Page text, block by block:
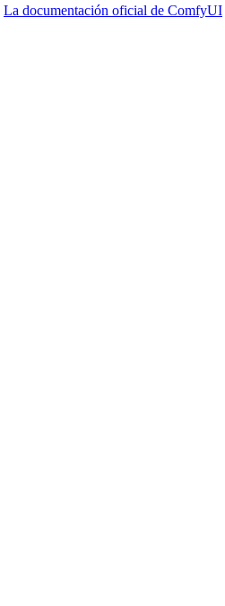
La documentación oficial de ComfyUI